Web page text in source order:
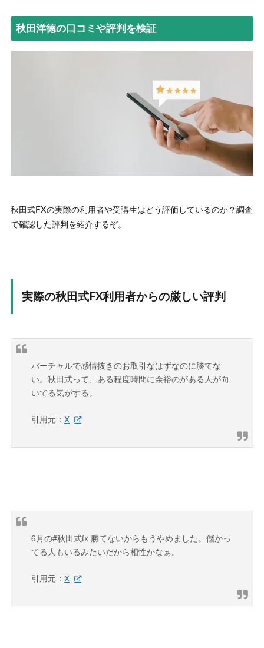
秋田洋徳の口コミや評判を検証
秋田式FXの実際の利用者や受講生はどう評価しているのか？調査
で確認した評判を紹介するぞ。
実際の秋田式FX利用者からの厳しい評判
バーチャルで感情抜きのお取引なはずなのに勝てな
い。秋田式って、ある程度時間に余裕のがある人が向
いてる気がする。
引用元：X
6月の#秋田式fx 勝てないからもうやめました。儲かっ
てる人もいるみたいだから相性かなぁ。
引用元：X